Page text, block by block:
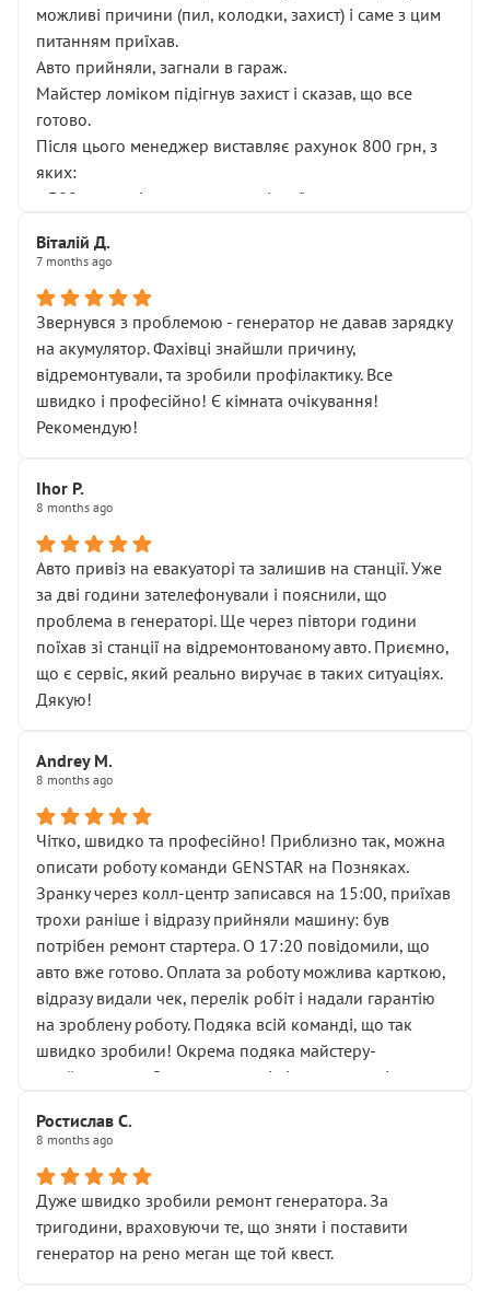
можливі причини (пил, колодки, захист) і саме з цим
питанням приїхав.
Авто прийняли, загнали в гараж.
Майстер ломіком підігнув захист і сказав, що все
готово.
Після цього менеджер виставляє рахунок 800 грн, з
яких:
• 300 грн — діагностика гальмівної системи
НЕ погоджував
послуга. Тим більше, я був поруч і жодної реальної
діагностики ходової не проводилось. Після
зауваження гроші за цю “послугу” повернули, що
лише підтвердило мою правоту.
Але головне — я виїжджаю з боксу, і скрип у гальмах
залишився таким самим, як і був. Тобто оплачена
Далі ситуація тільки погіршилась:
• сказали, що тепер “потрібно знімати колеса”
• що біля авто стояти вже не можна
• почали озвучувати купу додаткових робіт без
чіткого пояснення
( ну все зняли та доробили) дякую!
Окремий момент, який виглядає абсурдно:
мені заявили, що бачок гальмівної рідини потрібно
міняти разом із головним гальмівним циліндром у
Для людини, яка хоча б трохи розуміється на техніці,
це звучить як мінімум непрофесійно, а як максимум —
спроба продати дорогий вузол замість елементарних
ущільнювачів.
Що прикро — це не перший мій візит. Раніше міняв у
вас стартер, і тоді сервіс наче справив хороше
враження. Але згодом знайшов декілька гайок під
лобовим склом. Мені пояснили, що це “старі гайки, які
відкручували”, і попросили не хвилюватися. ( надіюсь
новий власник, не застяг в полі))
Але після нинішнього візиту такі дрібниці вже не
здаються дрібницями.
Я — клієнт, який працює на довірі, і саме її цей сервіс
Хотілося б більше:
• належної уваги до авто
• прозорості в роботах і рахунках
• реальної діагностики, а не формального
“подивились і поїхав”
На жаль, складається враження, що сервіс працює не
Віталій Д.
7 months ago
Звернувся з проблемою - генератор не давав зарядку
на акумулятор. Фахівці знайшли причину,
відремонтували, та зробили профілактику. Все
швидко і професійно! Є кімната очікування!
Рекомендую!
Ihor P.
8 months ago
Авто привіз на евакуаторі та залишив на станції. Уже
за дві години зателефонували і пояснили, що
проблема в генераторі. Ще через півтори години
поїхав зі станції на відремонтованому авто. Приємно,
що є сервіс, який реально виручає в таких ситуаціях.
Дякую!
Andrey M.
8 months ago
Чітко, швидко та професійно! Приблизно так, можна
описати роботу команди GENSTAR на Позняках.
Зранку через колл-центр записався на 15:00, приїхав
трохи раніше і відразу прийняли машину: був
потрібен ремонт стартера. О 17:20 повідомили, що
авто вже готово. Оплата за роботу можлива карткою,
відразу видали чек, перелік робіт і надали гарантію
на зроблену роботу. Подяка всій команді, що так
швидко зробили! Окрема подяка майстеру-
приймальнику Олександру: всі чітко та по суті.
звертатися до цього автосервісу.
Ростислав С.
8 months ago
Дуже швидко зробили ремонт генератора. За
тригодини, враховуючи те, що зняти і поставити
генератор на рено меган ще той квест.